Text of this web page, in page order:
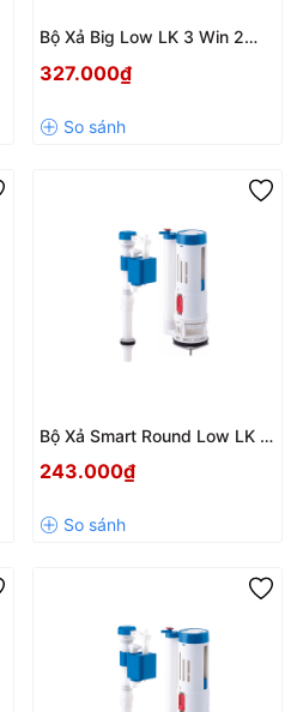
Bộ Xả Big Low LK 3 Win 2
Cấp Nhanh, Hoạt Động Bền Bỉ
327.000₫
Bộ Xả Smart Round Low LK 3
Kiện Xả Bồn Cầu Liền Khối
243.000₫